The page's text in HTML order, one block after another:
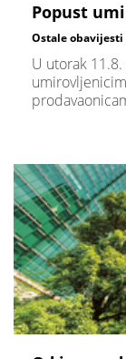
Popust
Ostale obavijesti
U utorak